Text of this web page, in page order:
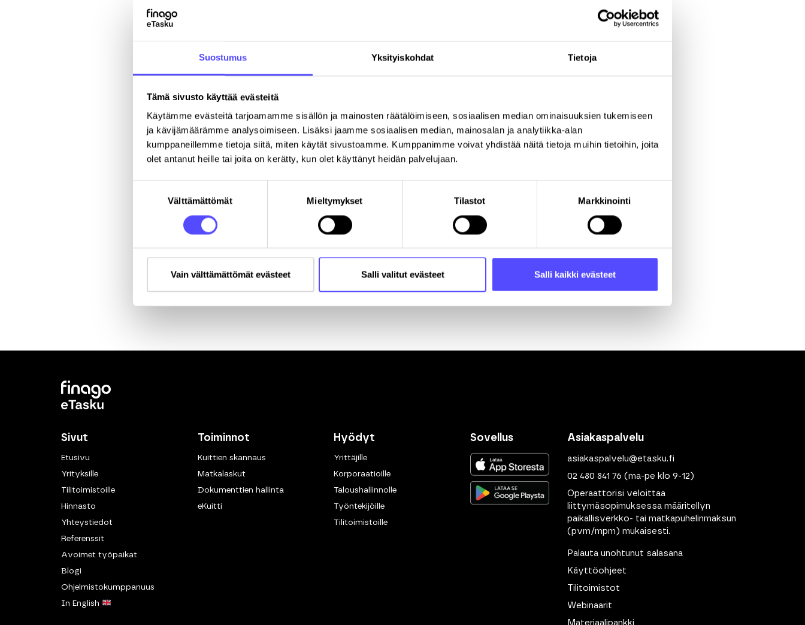
Suostumus Yksityiskohdat Tietoja
Tämä sivusto käyttää evästeitä
Käytämme evästeitä tarjoamamme sisällön ja mainosten räätälöimiseen, sosiaalisen median ominaisuuksien tukemiseen
ja kävijämäärämme analysoimiseen. Lisäksi jaamme sosiaalisen median, mainosalan ja analytiikka-alan
kumppaneillemme tietoja siitä, miten käytät sivustoamme. Kumppanimme voivat yhdistää näitä tietoja muihin tietoihin, joita
olet antanut heille tai joita on kerätty, kun olet käyttänyt heidän palvelujaan.
Välttämättömät Mieltymykset Tilastot Markkinointi
Vain välttämättömät evästeet Salli valitut evästeet Salli kaikki evästeet
Rekisteröidy eTaskun käyttäjäksi ilmaiseksi
Etunimi* Sukunimi
Y-tunnus
Katuosoite Postinumero
Sivut
Etusivu
Yrityksille
Tilitoimistoille
Hinnasto
Yhteystiedot
Referenssit
Avoimet työpaikat
Blogi
Ohjelmistokumppanuus
In English
Toiminnot
Kuittien skannaus
Matkalaskut
Dokumenttien hallinta
eKuitti
Hyödyt
Yrittäjille
Korporaatioille
Taloushallinnolle
Työntekijöille
Tilitoimistoille
Sovellus Asiakaspalvelu
asiakaspalvelu@etasku.fi
02 480 841 76 (ma-pe klo 9-12)
Operaattorisi veloittaa
liittymäsopimuksessa määritellyn
paikallisverkko- tai matkapuhelinmaksun
(pvm/mpm) mukaisesti.
Palauta unohtunut salasana
Käyttöohjeet
Tilitoimistot
Webinaarit
Materiaalipankki